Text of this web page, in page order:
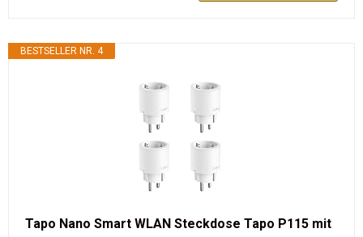
BESTSELLER NR. 4
Tapo Nano Smart WLAN Steckdose Tapo P115 mit